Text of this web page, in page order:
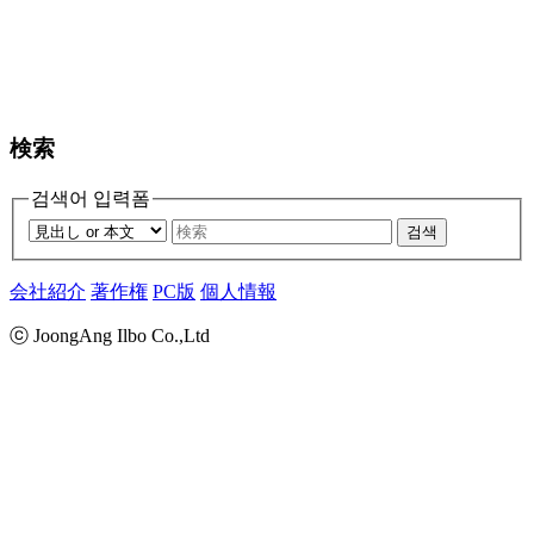
検索
검색어 입력폼
검색
会社紹介 著作権 PC版 個人情報
ⓒ JoongAng Ilbo Co.,Ltd